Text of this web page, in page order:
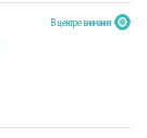
В центре внимания